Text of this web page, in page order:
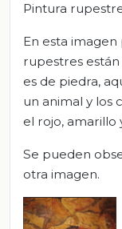
Pintura
En esta
rupestres
es de piedra,
un animal y los
el rojo, amarillo
Se pueden
otra imagen.